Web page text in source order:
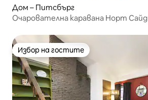
Дом – Питсбърг
Очарователна каравана Норт Сайд
Избор на гостите
Избор на гостите